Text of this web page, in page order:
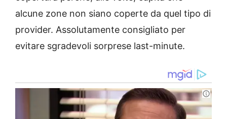
alcune zone non siano coperte da quel tipo di
provider. Assolutamente consigliato per
evitare sgradevoli sorprese last-minute.